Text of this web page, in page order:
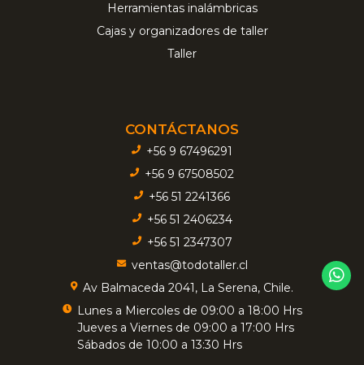
Herramientas inalámbricas
Cajas y organizadores de taller
Taller
CONTÁCTANOS
+56 9 67496291
+56 9 67508502
+56 51 2241366
+56 51 2406234
+56 51 2347307
ventas@todotaller.cl
Av Balmaceda 2041, La Serena, Chile.
Lunes a Miercoles de 09:00 a 18:00 Hrs
Jueves a Viernes de 09:00 a 17:00 Hrs
Sábados de 10:00 a 13:30 Hrs